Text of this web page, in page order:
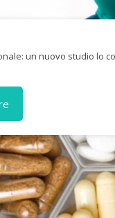
un nuovo studio lo